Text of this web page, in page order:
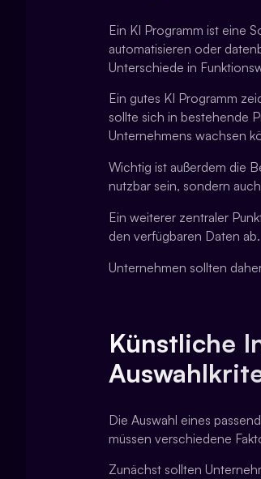
Ein KI Programm ist eine
automatisieren oder
Unterschiede in
Ein gutes KI Programm
sollte sich in bestehende
Unternehmens wachsen
Wichtig ist außerdem die
nutzbar sein, sondern
Ein weiterer zentraler
den verfügbaren Daten ab.
Unternehmen sollten
Künstliche
Die Auswahl eines
müssen verschiedene
Zunächst sollten